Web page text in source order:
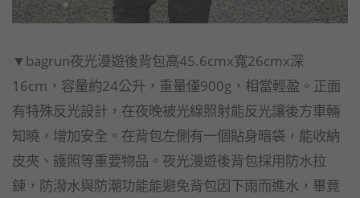
▼bagrun夜光漫遊後背包高45.6cmx寬26cmx深
16cm，容量約24公升，重量僅900g，相當輕盈。正面
有特殊反光設計，在夜晚被光線照射能反光讓後方車輛
知曉，增加安全。在背包左側有一個貼身暗袋，能收納
皮夾、護照等重要物品。夜光漫遊後背包採用防水拉
鍊，防潑水與防潮功能能避免背包因下雨而進水，畢竟